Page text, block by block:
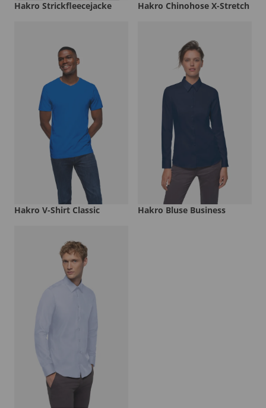
Hakro Strickfleecejacke Hakro Chinohose X-Stretch
Hakro V-Shirt Classic Hakro Bluse Business